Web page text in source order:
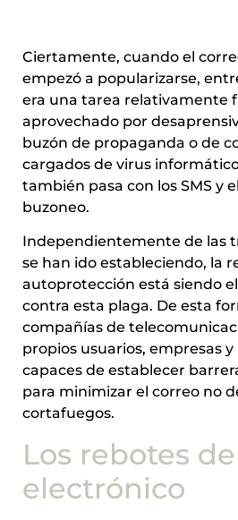
Ciertamente, cuando el
empezó a popularizarse,
era una tarea relativamente
aprovechado por
buzón de propaganda o de
cargados de virus
también pasa con los SMS y
buzoneo.
Independientemente de las
se han ido estableciendo, la
autoprotección está siendo
contra esta plaga. De esta
compañías de
propios usuarios, empresas
capaces de establecer
para minimizar el correo no
cortafuegos.
Los rebotes
electrónico